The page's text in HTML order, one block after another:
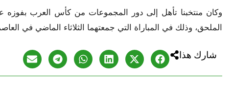
وكان منتخبنا تأهل إلى دور المجموعات من كأس العرب
الملحق، وذلك في المباراة التي جمعتهما الثلاثاء الماضي في
شارك هذا